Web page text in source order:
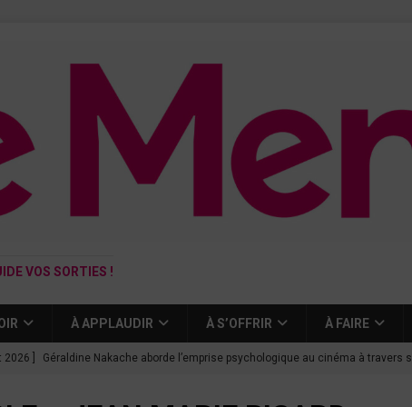
VOS SORTIES !
À APPLAUDIR À S’OFFRIR À FAIRE
2026 ] Géraldine Nakache aborde l’emprise psychologique au cinéma à travers